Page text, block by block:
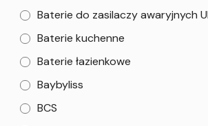
Baterie do zasilaczy awaryjnych
Baterie kuchenne
Baterie łazienkowe
Baybyliss
BCS